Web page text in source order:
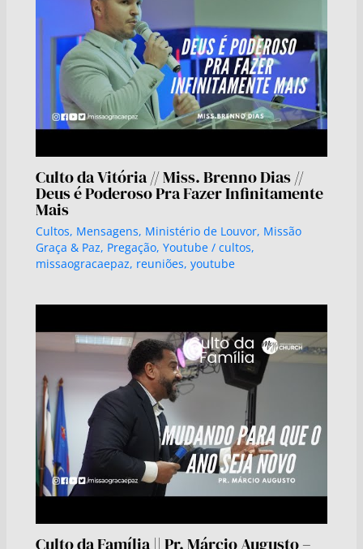
Culto da Vitória // Miss. Brenno Dias //
Deus é Poderoso Pra Fazer Infinitamente
Mais
Cultos, Mensagens, Ministério de Louvor, Missão
Graça & Paz, Pregação,Youtube /cultos,
missaogracaepaz, reuniões,youtube
Culto da Família || Pr. Márcio Augusto –